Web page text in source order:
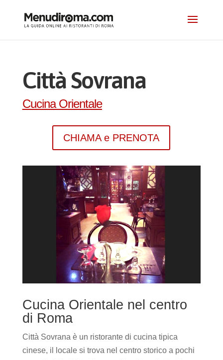
Città Sovrana
Cucina Orientale
CHIAMA e PRENOTA
Cucina Orientale nel centro
di Roma
Città Sovrana è un ristorante di cucina tipica
cinese, il locale si trova nel centro storico a pochi